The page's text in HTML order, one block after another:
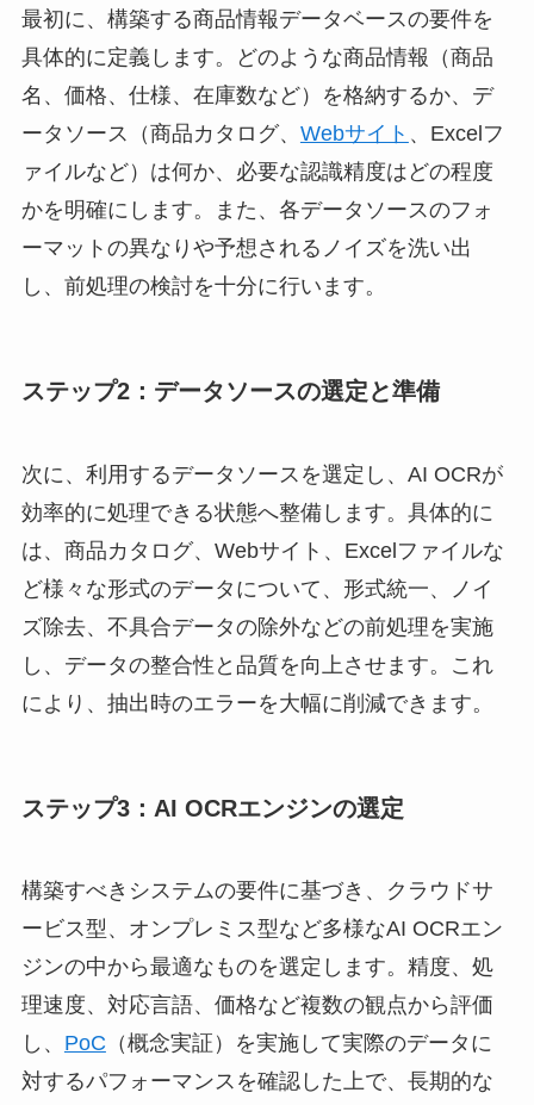
最初に、構築する商品情報データベースの要件を
具体的に定義します。どのような商品情報（商品
名、価格、仕様、在庫数など）を格納するか、デ
ータソース（商品カタログ、 Webサイト 、Excelフ
ァイルなど）は何か、必要な認識精度はどの程度
かを明確にします。また、各データソースのフォ
ーマットの異なりや予想されるノイズを洗い出
し、前処理の検討を十分に行います。
ステップ2：データソースの選定と準備
次に、利用するデータソースを選定し、AI OCRが
効率的に処理できる状態へ整備します。具体的に
は、商品カタログ、Webサイト、Excelファイルな
ど様々な形式のデータについて、形式統一、ノイ
ズ除去、不具合データの除外などの前処理を実施
し、データの整合性と品質を向上させます。これ
により、抽出時のエラーを大幅に削減できます。
ステップ3：AI OCRエンジンの選定
構築すべきシステムの要件に基づき、クラウドサ
ービス型、オンプレミス型など多様なAI OCRエン
ジンの中から最適なものを選定します。精度、処
理速度、対応言語、価格など複数の観点から評価
し、 PoC （概念実証）を実施して実際のデータに
対するパフォーマンスを確認した上で、長期的な